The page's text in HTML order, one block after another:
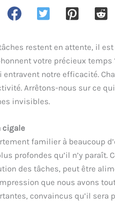
restent en attente, il
votre précieux temps
notre efficacité.
Arrêtons-nous sur ce
invisibles.
cigale
familier à beaucoup
profondes qu’il n’y paraît.
des tâches, peut être
que nous avons
convaincus qu’il sera